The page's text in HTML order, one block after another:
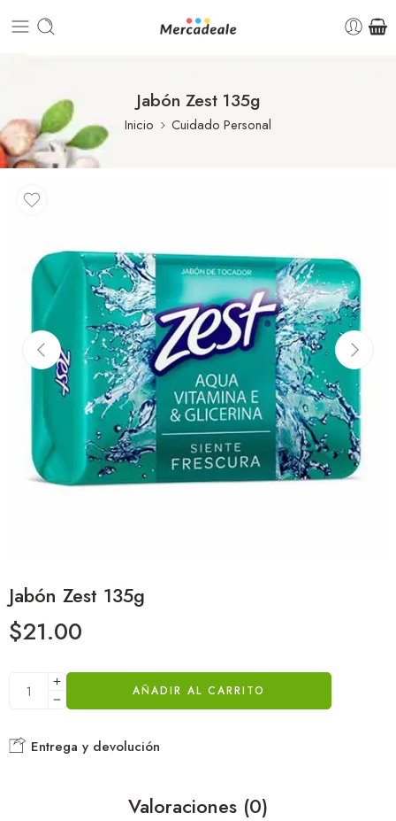
Jabón Zest 135g
Inicio Cuidado Personal
Jabón Zest 135g
$21.00
AÑADIR AL CARRITO
Entrega y devolución
Valoraciones (0)